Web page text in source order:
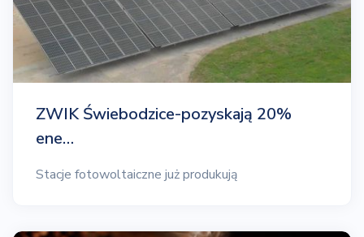
ZWIK Świebodzice-pozyskają 20%
ene…
Stacje fotowoltaiczne już produkują